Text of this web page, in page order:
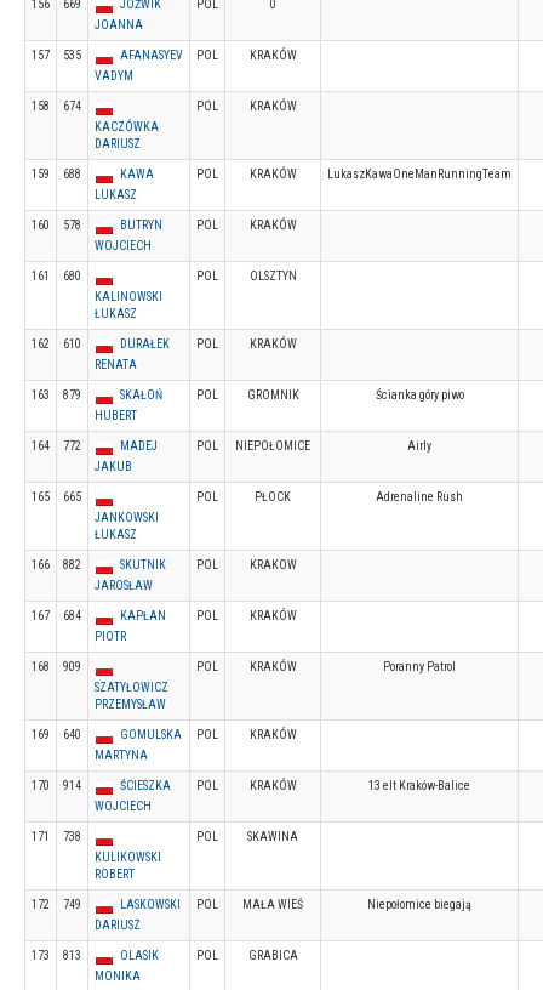
156 669
JÓŹWIK
JOANNA
POL 0
157 535
AFANASYEV
VADYM
POL KRAKÓW
158
674
KACZÓWKA
DARIUSZ
POL KRAKÓW
159 688
KAWA
LUKASZ
POL KRAKÓW LukaszKawaOneManRunningTeam
160 578
BUTRYN
WOJCIECH
POL KRAKÓW
161
680
KALINOWSKI
ŁUKASZ
POL OLSZTYN
162 610
DURAŁEK
RENATA
POL KRAKÓW
163 879
SKAŁOŃ
HUBERT
POL GROMNIK Ścianka góry piwo
164 772
MADEJ
JAKUB
POL NIEPOŁOMICE Airly
165
665
JANKOWSKI
ŁUKASZ
POL PŁOCK Adrenaline Rush
166 882
SKUTNIK
JAROSŁAW
POL KRAKOW
167 684
KAPŁAN
PIOTR
POL KRAKÓW
168
909
SZATYŁOWICZ
PRZEMYSŁAW
POL KRAKÓW Poranny Patrol
169 640
GOMULSKA
MARTYNA
POL KRAKÓW
170 914
ŚCIESZKA
WOJCIECH
POL KRAKÓW 13 elt Kraków-Balice
171
738
KULIKOWSKI
ROBERT
POL SKAWINA
172 749
LASKOWSKI
DARIUSZ
POL MAŁA WIEŚ Niepołomice biegają
173 813
OLASIK
MONIKA
POL GRABICA